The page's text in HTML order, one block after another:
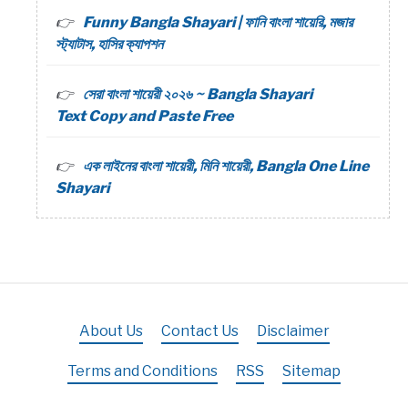
Funny Bangla Shayari | ফানি বাংলা শায়েরি, মজার
স্ট্যাটাস, হাসির ক্যাপশন
সেরা বাংলা শায়েরী ২০২৬ ~ Bangla Shayari
Text Copy and Paste Free
এক লাইনের বাংলা শায়েরী, মিনি শায়েরী, Bangla One Line
Shayari
About Us Contact Us Disclaimer
Terms and Conditions RSS Sitemap